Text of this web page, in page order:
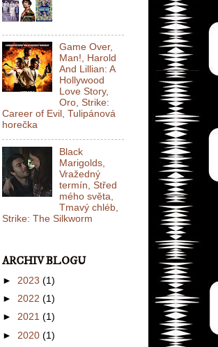
Game Over,
Man!, Harold
And Lillian: A
Hollywood
Love Story,
Oro, Strike:
Career of Evil, Tulipánová
horečka
Black
Marigolds,
Vražedný
termín, Střed
mého světa,
Tmavý chléb,
Strike: The Silkworm
ARCHIV BLOGU
► 2023 (1)
► 2022 (1)
► 2021 (1)
► 2020 (1)